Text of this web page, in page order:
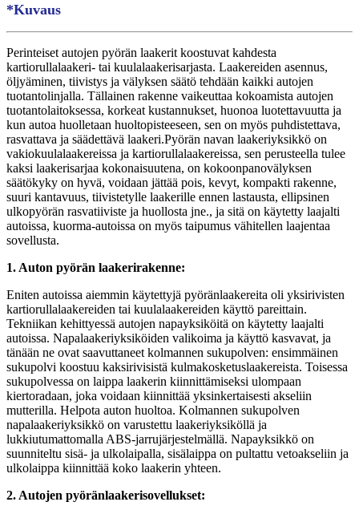
*Kuvaus
Perinteiset autojen pyörän laakerit koostuvat kahdesta
kartiorullalaakeri- tai kuulalaakerisarjasta. Laakereiden asennus,
öljyäminen, tiivistys ja välyksen säätö tehdään kaikki autojen
tuotantolinjalla. Tällainen rakenne vaikeuttaa kokoamista autojen
tuotantolaitoksessa, korkeat kustannukset, huonoa luotettavuutta ja
kun autoa huolletaan huoltopisteeseen, sen on myös puhdistettava,
rasvattava ja säädettävä laakeri.Pyörän navan laakeriyksikkö on
vakiokuulalaakereissa ja kartiorullalaakereissa, sen perusteella tulee
kaksi laakerisarjaa kokonaisuutena, on kokoonpanovälyksen
säätökyky on hyvä, voidaan jättää pois, kevyt, kompakti rakenne,
suuri kantavuus, tiivistetylle laakerille ennen lastausta, ellipsinen
ulkopyörän rasvatiiviste ja huollosta jne., ja sitä on käytetty laajalti
autoissa, kuorma-autoissa on myös taipumus vähitellen laajentaa
sovellusta.
1. Auton pyörän laakerirakenne:
Eniten autoissa aiemmin käytettyjä pyöränlaakereita oli yksirivisten
kartiorullalaakereiden tai kuulalaakereiden käyttö pareittain.
Tekniikan kehittyessä autojen napayksiköitä on käytetty laajalti
autoissa. Napalaakeriyksiköiden valikoima ja käyttö kasvavat, ja
tänään ne ovat saavuttaneet kolmannen sukupolven: ensimmäinen
sukupolvi koostuu kaksirivisistä kulmakosketuslaakereista. Toisessa
sukupolvessa on laippa laakerin kiinnittämiseksi ulompaan
kiertoradaan, joka voidaan kiinnittää yksinkertaisesti akseliin
mutterilla. Helpota auton huoltoa. Kolmannen sukupolven
napalaakeriyksikkö on varustettu laakeriyksiköllä ja
lukkiutumattomalla ABS-jarrujärjestelmällä. Napayksikkö on
suunniteltu sisä- ja ulkolaipalla, sisälaippa on pultattu vetoakseliin ja
ulkolaippa kiinnittää koko laakerin yhteen.
2. Autojen pyöränlaakerisovellukset: